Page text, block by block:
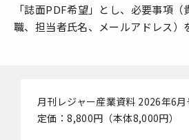
「誌面PDF希望」とし、必要事項
職、担当者氏名、メールアドレス）
月刊レジャー産業資料 2026年6月
定価：8,800円（本体8,000円）